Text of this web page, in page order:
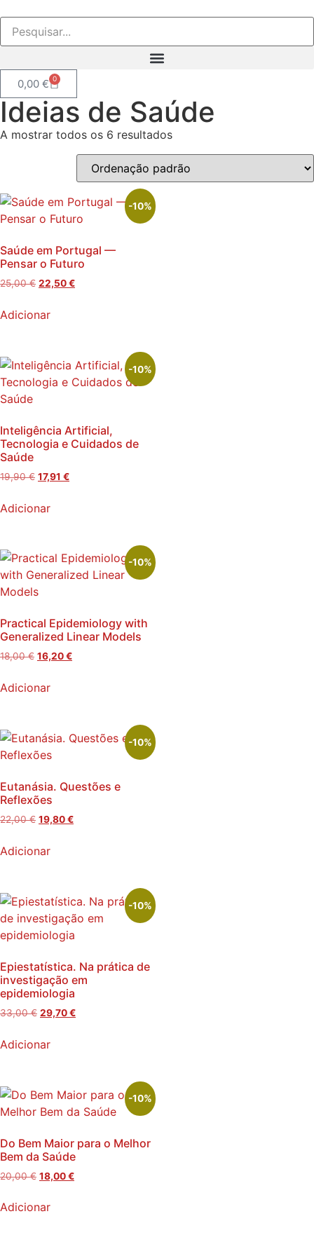
0,00 € 0
Ideias de Saúde
A mostrar todos os 6 resultados
-10%
Saúde em Portugal —
Pensar o Futuro
25,00€ 22,50€
Adicionar
-10%
Inteligência Artificial,
Tecnologia e Cuidados de
Saúde
19,90€ 17,91 €
Adicionar
-10%
Practical Epidemiology with
Generalized Linear Models
18,00€ 16,20€
Adicionar
-10%
Eutanásia. Questões e
Reflexões
22,00€ 19,80€
Adicionar
-10%
Epiestatística. Na prática de
investigação em
epidemiologia
33,00€ 29,70€
Adicionar
-10%
Do Bem Maior para o Melhor
Bem da Saúde
20,00€ 18,00€
Adicionar